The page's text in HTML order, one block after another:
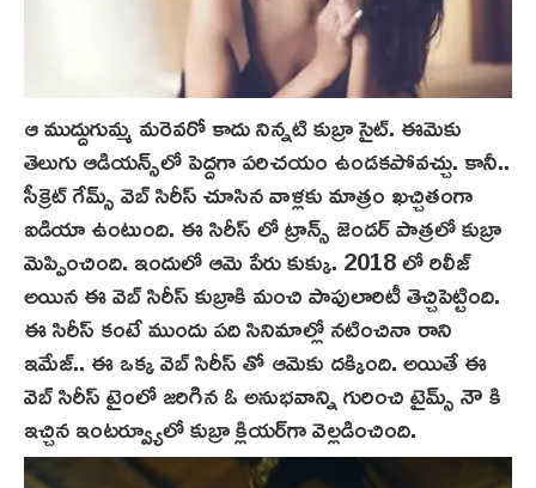
ఆ ముద్దుగుమ్మ మరెవరో కాదు నిన్నటి కుబ్రా సైట్. ఈమెకు
తెలుగు ఆడియన్స్‌లో పెద్దగా పరిచయం ఉండకపోవచ్చు. కానీ..
సీక్రెట్ గేమ్స్ వెబ్ సిరీస్ చూసిన వాళ్లకు మాత్రం ఖచ్చితంగా
ఐడియా ఉంటుంది. ఈ సిరీస్ లో ట్రాన్స్ జెండర్ పాత్రలో కుబ్రా
మెప్పించింది. ఇందులో ఆమె పేరు కుక్కు. 2018 లో రిలీజ్
అయిన ఈ వెబ్ సిరీస్ కుబ్రాకి మంచి పాపులారిటీ తెచ్చిపెట్టింది.
ఈ సిరీస్‌ కంటే ముందు పది సినిమాల్లో నటించినా రాని
ఇమేజ్.. ఈ ఒక్క వెబ్ సిరీస్ తో ఆమెకు దక్కింది. అయితే ఈ
వెబ్ సిరీస్ టైంలో జరిగిన ఓ అనుభవాన్ని గురించి టైమ్స్ నౌ కి
ఇచ్చిన ఇంటర్వ్యూలో కుబ్రా క్లియర్‌గా వెల్లడించింది.